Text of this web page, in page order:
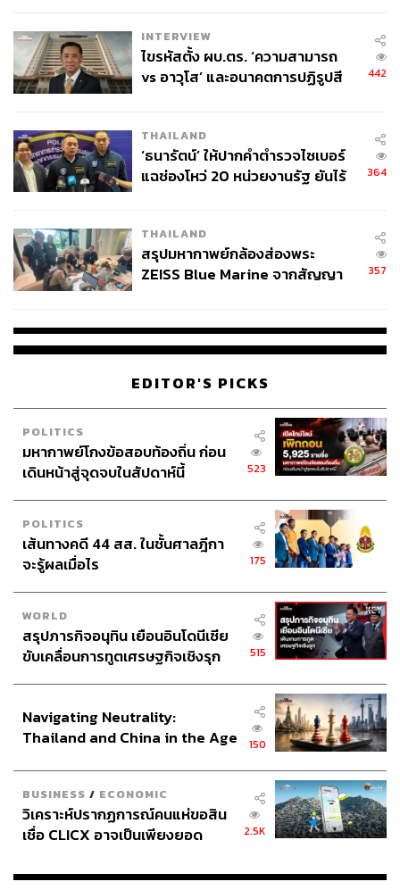
เพราะฉะนั้นคนจึงหาเหรียญเจริญพรของหลวงปู่ทิม วัดละ
หารไร่ กันมาก ซึ่งจะมีทั้งเจริญพรล่าง เจริญพรบน ปัจจุบัน
เนื้อทองแดงจะเช่ากันอยู่ที่ประมาณ 3 แสนบาท ส่วนเนื้อเงิน
จะมีราคาหลักล้านขึ้นไป เนื้อนวโลหะ (โลหะผสมหลายอย่าง
พุ่งขึ้นไปถึง 20 ล้านบาท
(เนื้อทองแดง ราคาเช่าประมาณ 2 แสนบาทขึ้นไป)
พระที่เป็นที่นิยมต้องเป็นพระที่มีชื่อเสียง อย่างหลวงพ่อคูณ
วัดบ้านไร่ ใครก็รู้จัก เหรียญที่ดังที่สุดของท่านคือเหรียญสร้าง
บารมี สร้างที่วัดบ้านไร่เมื่อปี 2519 ซึ่งเป็นที่ต้องการของ
ตลาดอย่างมาก ราคาเนื้อทองแดงอยู่ที่ราว 2 แสนบาทขึ้นไป
INTERVIEW
ไขรหัสตั้ง ผบ.ตร. ‘ความสามารถ
vs อาวุโส’ และอนาคตการปฏิรูปสี
442
THAILAND
‘ธนารัตน์’ ให้ปากคำตำรวจไซเบอร์
แฉช่องโหว่ 20 หน่วยงานรัฐ ยันไร้
364
THAILAND
สรุปมหากาพย์กล้องส่องพระ
ZEISS Blue Marine จากสัญญา
จ่ายหนี้-แอบระบุแบรนด์
357
EDITOR'S PICKS
POLITICS
มหากาพย์โกงข้อสอบท้องถิ่น ก่อน
เดินหน้าสู่จุดจบในสัปดาห์นี้
523
POLITICS
เส้นทางคดี 44 สส. ในชั้นศาลฎีกา
จะรู้ผลเมื่อไร
175
WORLD
สรุปภารกิจอนุทิน เยือนอินโดนีเซีย
ขับเคลื่อนการทูตเศรษฐกิจเชิงรุก
515
Navigating Neutrality:
Thailand and China in the Age
150
BUSINESS / ECONOMIC
วิเคราะห์ปรากฏการณ์คนแห่ขอสิน
เชื่อ CLICX อาจเป็นเพียงยอด
เรือนไทยที่ถูกซุกไว้
2.5K